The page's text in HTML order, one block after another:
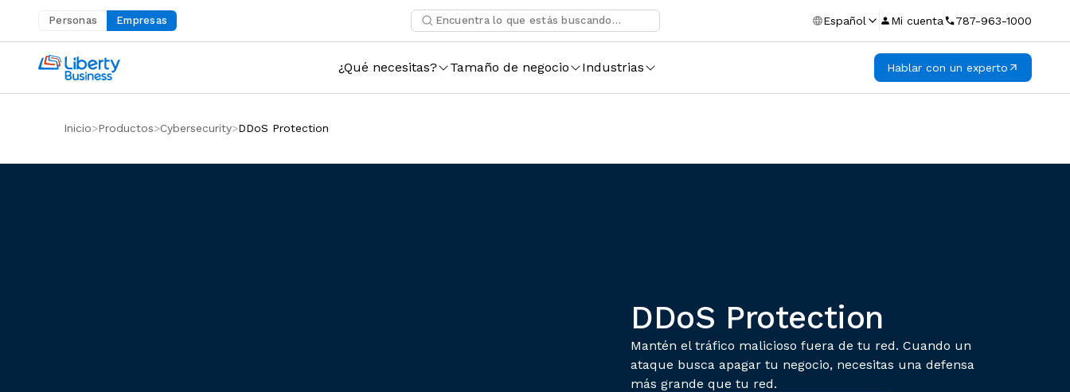
PersonasAbre en una nueva pestaña
Empresas Español Mi cuenta 787-963-1000
¿Qué necesitas? Tamaño de negocio Industrias Hablar con un experto
Inicio Productos Cyber​security DDoS Protection
DDoS Protection
Mantén el tráfico malicioso fuera de tu red. Cuando un
ataque busca apagar tu negocio, necesitas una defensa
más grande que tu red.